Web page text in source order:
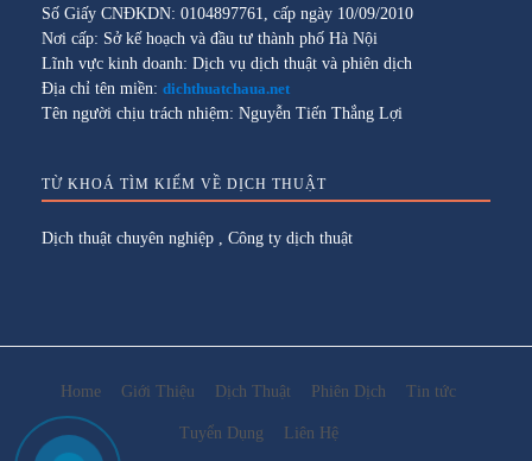
Số Giấy CNĐKDN: 0104897761, cấp ngày 10/09/2010
Nơi cấp: Sở kế hoạch và đầu tư thành phố Hà Nội
Lĩnh vực kinh doanh: Dịch vụ dịch thuật và phiên dịch
Địa chỉ tên miền: dichthuatchaua.net
Tên người chịu trách nhiệm: Nguyễn Tiến Thắng Lợi
TỪ KHOÁ TÌM KIẾM VỀ DỊCH THUẬT
Dịch thuật chuyên nghiệp Công ty dịch thuật
Home Giới Thiệu Dịch Thuật Phiên Dịch Tin tức
Tuyển Dụng Liên Hệ